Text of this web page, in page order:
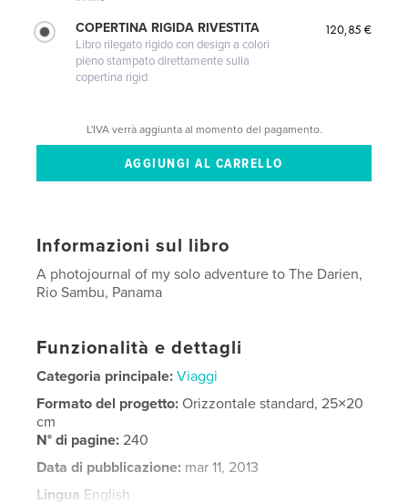
COPERTINA RIGIDA RIVESTITA
Libro rilegato rigido con design a colori
pieno stampato direttamente sulla
copertina rigid
120,85 €
L'IVA verrà aggiunta al momento del pagamento.
Informazioni sul libro
A photojournal of my solo adventure to The Darien,
Rio Sambu, Panama
Funzionalità e dettagli
Categoria principale: Viaggi
Formato del progetto:Orizzontale standard, 25×20
cm
N° di pagine:240
Data di pubblicazione: mar 11, 2013
Lingua English